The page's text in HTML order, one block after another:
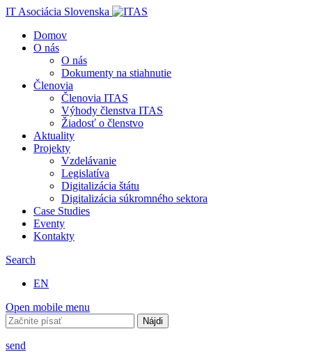
IT Asociácia Slovenska
Domov
O nás
O nás
Dokumenty na stiahnutie
Členovia
Členovia ITAS
Výhody členstva ITAS
Žiadosť o členstvo
Aktuality
Projekty
Vzdelávanie
Legislatíva
Digitalizácia štátu
Digitalizácia súkromného sektora
Case Studies
Eventy
Kontakty
Search
EN
Open mobile menu
Hľadať:
send